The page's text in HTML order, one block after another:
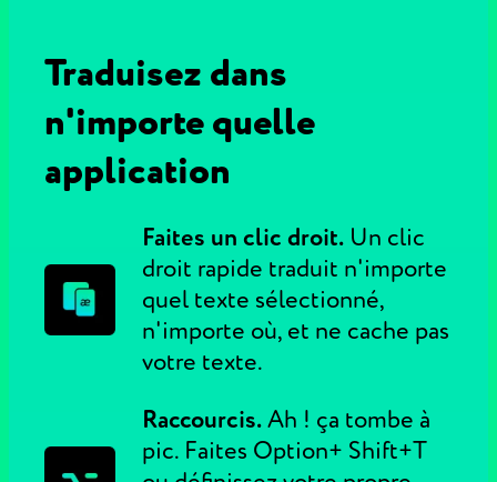
Traduisez dans
n'importe quelle
application
Faites un clic droit. Un clic
droit rapide traduit n'importe
quel texte sélectionné,
n'importe où, et ne cache pas
votre texte.
Raccourcis.Ah ! ça tombe à
pic. Faites Option+ Shift+T